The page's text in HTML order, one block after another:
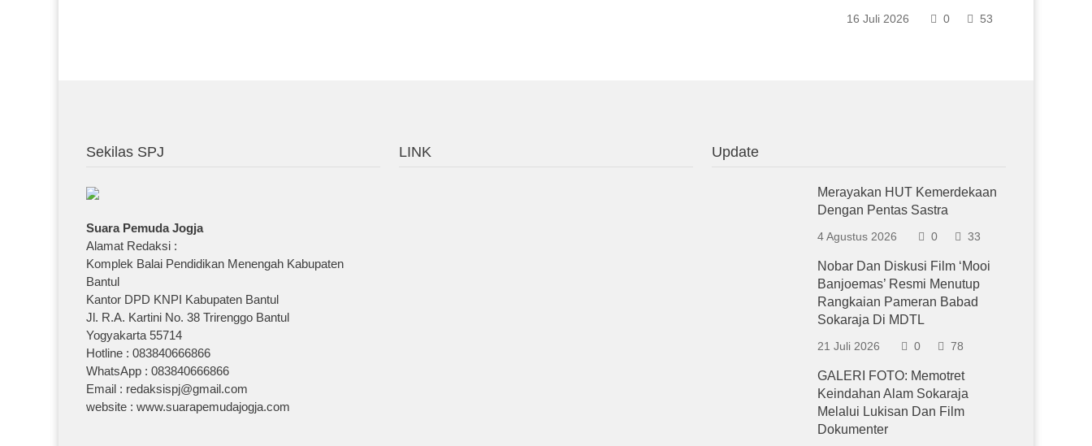
16 Juli 2026 0 53
Sekilas SPJ
Suara Pemuda Jogja
Alamat Redaksi :
Komplek Balai Pendidikan Menengah Kabupaten
Bantul
Kantor DPD KNPI Kabupaten Bantul
Jl. R.A. Kartini No. 38 Trirenggo Bantul
Yogyakarta 55714
Hotline : 083840666866
WhatsApp : 083840666866
Email : redaksispj@gmail.com
website : www.suarapemudajogja.com
LINK Update
Merayakan HUT Kemerdekaan
Dengan Pentas Sastra
4 Agustus 2026 0 33
Nobar Dan Diskusi Film ‘Mooi
Banjoemas’ Resmi Menutup
Rangkaian Pameran Babad
Sokaraja Di MDTL
21 Juli 2026 0 78
GALERI FOTO: Memotret
Keindahan Alam Sokaraja
Melalui Lukisan Dan Film
Dokumenter